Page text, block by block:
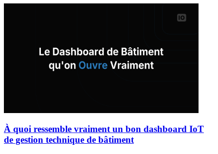
À quoi ressemble vraiment un bon dashboard IoT
de gestion technique de bâtiment